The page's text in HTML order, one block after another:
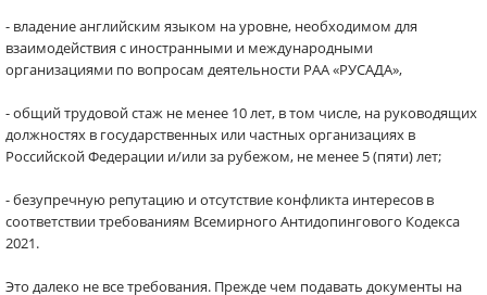
- владение английским языком на уровне, необходимом для
взаимодействия с иностранными и международными
организациями по вопросам деятельности РАА «РУСАДА»,
- общий трудовой стаж не менее 10 лет, в том числе, на руководящих
должностях в государственных или частных организациях в
Российской Федерации и/или за рубежом, не менее 5 (пяти) лет;
- безупречную репутацию и отсутствие конфликта интересов в
соответствии требованиям Всемирного Антидопингового Кодекса
2021.
Это далеко не все требования. Прежде чем подавать документы на